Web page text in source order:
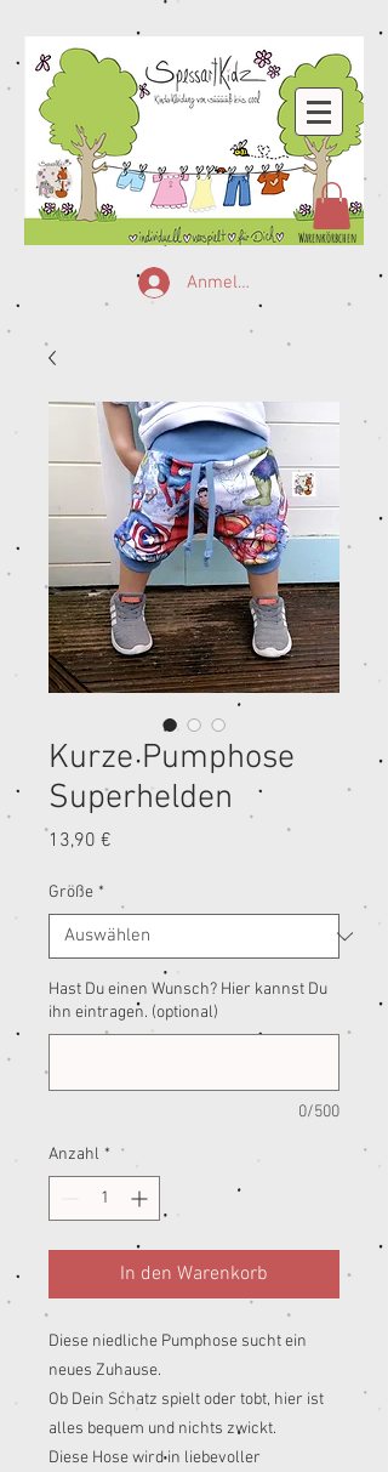
Warenkörbchen
Anmelden
Kurze Pumphose
Superhelden
13,90 €
Größe *
Hast Du einen Wunsch? Hier kannst Du
ihn eintragen. (optional)
0/500
Anzahl *
In den Warenkorb
Diese niedliche Pumphose sucht ein
neues Zuhause.
Ob Dein Schatz spielt oder tobt, hier ist
alles bequem und nichts zwickt.
Diese Hose wird in liebevoller